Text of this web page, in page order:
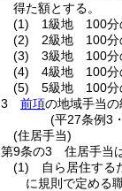
得た額とする。
(1)
1級地 100分
(2)
2級地 100分
(3)
3級地 100分
(4)
4級地 100分
(5)
5級地 100分
3
前項の地域手当の
(平27条例3
(住居手当)
第9条の3
住居手当
(1)
自ら居住する
に規則で定める